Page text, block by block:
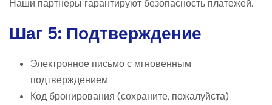
Наши партнеры гарантируют безопасность платежей.
Шаг 5: Подтверждение
Электронное письмо с мгновенным
подтверждением
Код бронирования (сохраните, пожалуйста)